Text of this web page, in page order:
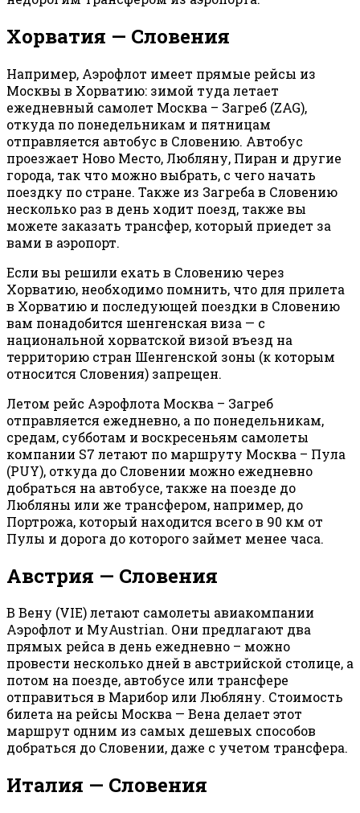
Хорватия — Словения
Например, Аэрофлот имеет прямые рейсы из
Москвы в Хорватию: зимой туда летает
ежедневный самолет Москва – Загреб (ZAG),
откуда по понедельникам и пятницам
отправляется автобус в Словению. Автобус
проезжает Ново Место, Любляну, Пиран и другие
города, так что можно выбрать, с чего начать
поездку по стране. Также из Загреба в Словению
несколько раз в день ходит поезд, также вы
можете заказать трансфер, который приедет за
вами в аэропорт.
Если вы решили ехать в Словению через
Хорватию, необходимо помнить, что для прилета
в Хорватию и последующей поездки в Словению
вам понадобится шенгенская виза — с
национальной хорватской визой въезд на
территорию стран Шенгенской зоны (к которым
относится Словения) запрещен.
Летом рейс Аэрофлота Москва – Загреб
отправляется ежедневно, а по понедельникам,
средам, субботам и воскресеньям самолеты
компании S7 летают по маршруту Москва – Пула
(PUY), откуда до Словении можно ежедневно
добраться на автобусе, также на поезде до
Любляны или же трансфером, например, до
Портрожа, который находится всего в 90 км от
Пулы и дорога до которого займет менее часа.
Австрия — Словения
В Вену (VIE) летают самолеты авиакомпании
Аэрофлот и MyAustrian. Они предлагают два
прямых рейса в день ежедневно – можно
провести несколько дней в австрийской столице, а
потом на поезде, автобусе или трансфере
отправиться в Марибор или Любляну. Стоимость
билета на рейсы Москва — Вена делает этот
маршрут одним из самых дешевых способов
добраться до Словении, даже с учетом трансфера.
Италия — Словения